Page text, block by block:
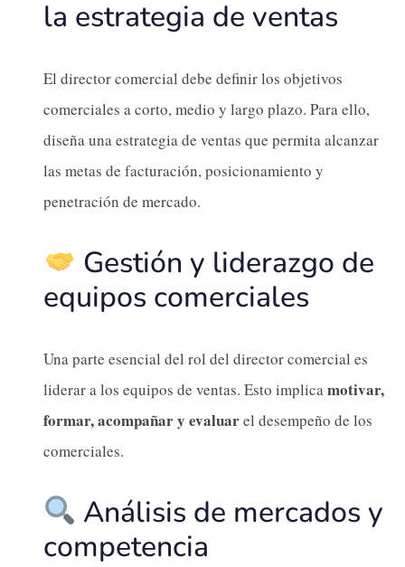
la estrategia de ventas
El director comercial debe definir los objetivos
comerciales a corto, medio y largo plazo. Para ello,
diseña una estrategia de ventas que permita alcanzar
las metas de facturación, posicionamiento y
penetración de mercado.
Gestión y liderazgo de
equipos comerciales
Una parte esencial del rol del director comercial es
liderar a los equipos de ventas. Esto implicamotivar,
formar, acompañar y evaluarel desempeño de los
comerciales.
Análisis de mercados y
competencia